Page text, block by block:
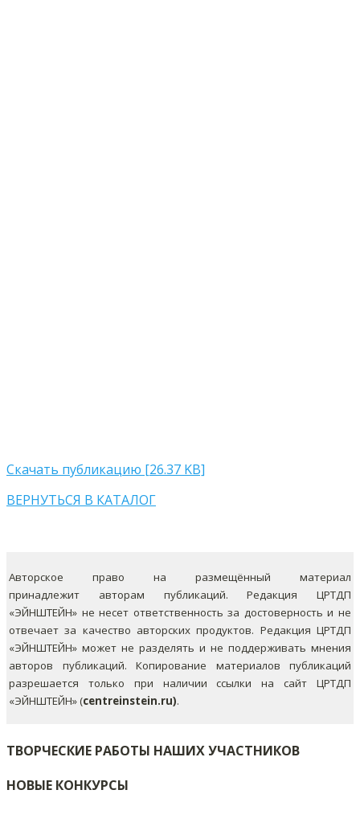
Скачать публикацию [26.37 KB]
ВЕРНУТЬСЯ В КАТАЛОГ
Авторское право на размещённый материал
принадлежит авторам публикаций. Редакция ЦРТДП
«ЭЙНШТЕЙН» не несет ответственность за достоверность и не
отвечает за качество авторских продуктов. Редакция ЦРТДП
«ЭЙНШТЕЙН» может не разделять и не поддерживать мнения
авторов публикаций. Копирование материалов публикаций
разрешается только при наличии ссылки на сайт ЦРТДП
«ЭЙНШТЕЙН» (centreinstein.ru).
ТВОРЧЕСКИЕ РАБОТЫ НАШИХ УЧАСТНИКОВ
НОВЫЕ КОНКУРСЫ